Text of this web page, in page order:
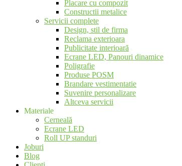
Placare cu compozit
Constructii metalice
Servicii complete
Design, stil de firma
Reclama exterioara
Publicitate interioară
Ecrane LED, Panouri dinamice
Poligrafie
Produse POSM
Brandare vestimentatie
Suvenire personalizare
Altceva servicii
Materiale
Cerneală
Ecrane LED
Roll UP standuri
Joburi
Blog